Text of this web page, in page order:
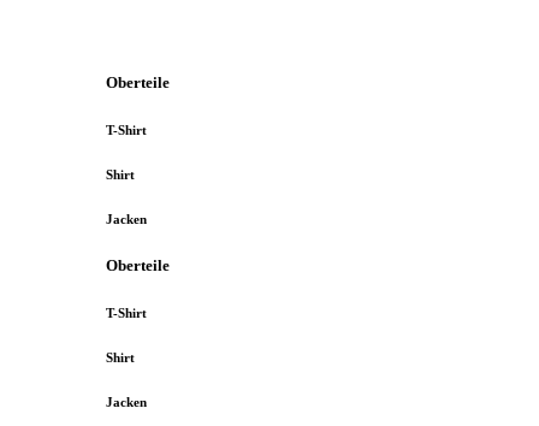
Oberteile
T-Shirt
Shirt
Jacken
Oberteile
T-Shirt
Shirt
Jacken